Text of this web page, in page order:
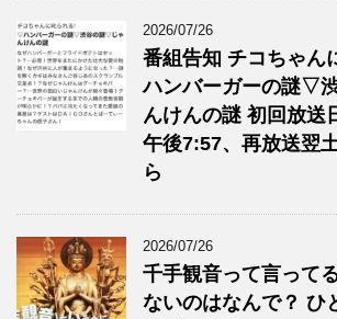
2026/07/26
番組告知 チコちゃ
ハンバーガーの謎▽
んけんの謎 初回放送
午後7:57、再放送翌
ら
2026/07/26
千手観音って言って
ないのはなんで？ ひ